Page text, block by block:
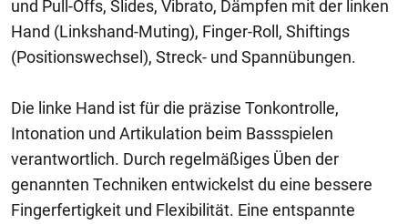
und Pull-Offs, Slides, Vibrato, Dämpfen mit der linken
Hand (Linkshand-Muting), Finger-Roll, Shiftings
(Positionswechsel), Streck- und Spannübungen.
Die linke Hand ist für die präzise Tonkontrolle,
Intonation und Artikulation beim Bassspielen
verantwortlich. Durch regelmäßiges Üben der
genannten Techniken entwickelst du eine bessere
Fingerfertigkeit und Flexibilität. Eine entspannte